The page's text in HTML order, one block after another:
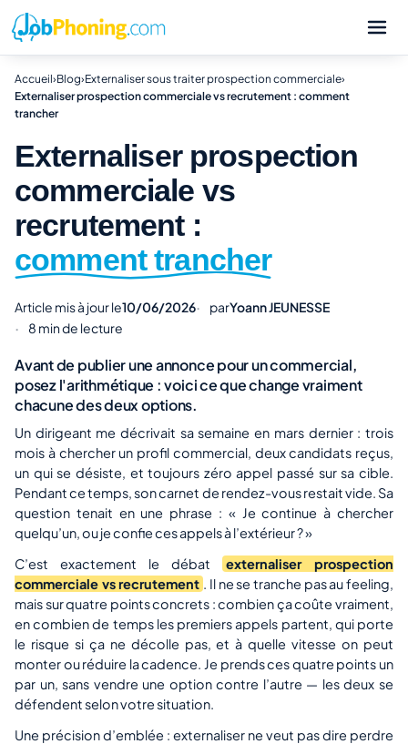
Accueil›Blog›Externaliser sous traiter prospection commerciale›
Externaliser prospection commerciale vs recrutement : comment
trancher
Externaliser prospection
commerciale vs
recrutement :
comment trancher
Article mis à jour le10/06/2026 parYoann JEUNESSE
8 min de lecture
Avant de publier une annonce pour un commercial,
posez l'arithmétique : voici ce que change vraiment
chacune des deux options.
Un dirigeant me décrivait sa semaine en mars dernier : trois
mois à chercher un profil commercial, deux candidats reçus,
un qui se désiste, et toujours zéro appel passé sur sa cible.
Pendant ce temps, son carnet de rendez-vous restait vide. Sa
question tenait en une phrase : « Je continue à chercher
quelqu’un, ou je confie ces appels à l’extérieur ? »
C’est exactement le débat
externaliser prospection
commerciale vs recrutement . Il ne se tranche pas au feeling,
mais sur quatre points concrets : combien ça coûte vraiment,
en combien de temps les premiers appels partent, qui porte
le risque si ça ne décolle pas, et à quelle vitesse on peut
monter ou réduire la cadence. Je prends ces quatre points un
par un, sans vendre une option contre l’autre — les deux se
défendent selon votre situation.
Une précision d’emblée : externaliser ne veut pas dire perdre